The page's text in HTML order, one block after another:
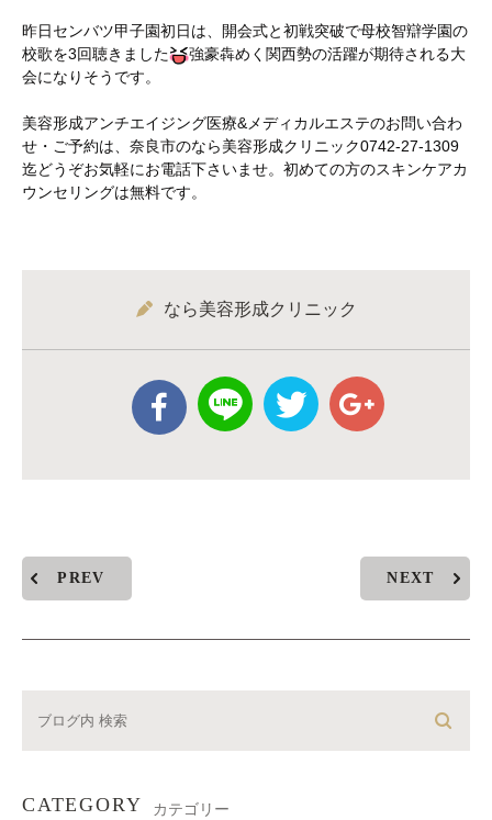
昨日センバツ甲子園初日は、開会式と初戦突破で母校智辯学園の
校歌を3回聴きました
強豪犇めく関西勢の活躍が期待される大
会になりそうです。
美容形成アンチエイジング医療&メディカルエステのお問い合わ
せ・ご予約は、奈良市のなら美容形成クリニック0742-27-1309
迄どうぞお気軽にお電話下さいませ。初めての方のスキンケアカ
ウンセリングは無料です。
なら美容形成クリニック
PREV NEXT
CATEGORY カテゴリー